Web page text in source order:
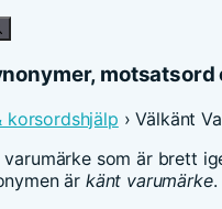
korsordshjälp › Välkänt
som är brett
är känt varumärke.